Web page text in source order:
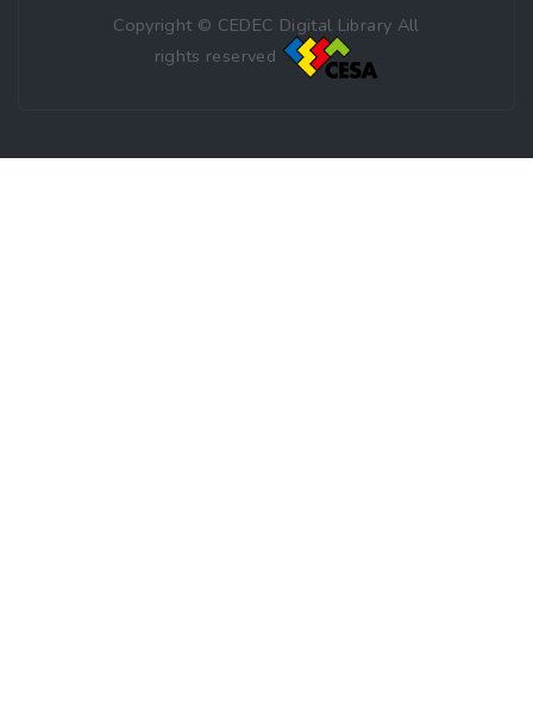
Copyright © CEDEC Digital Library All
rights reserved